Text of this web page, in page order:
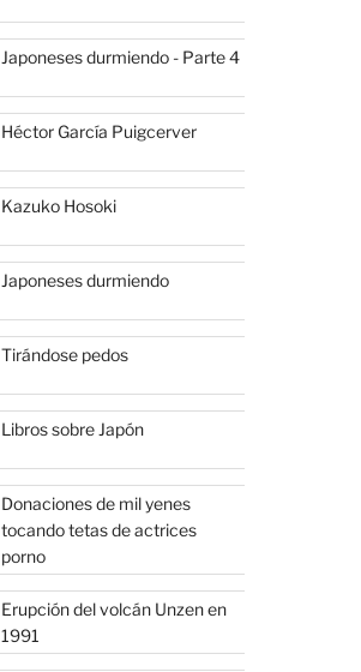
Japoneses durmiendo - Parte 4
Héctor García Puigcerver
Kazuko Hosoki
Japoneses durmiendo
Tirándose pedos
Libros sobre Japón
Donaciones de mil yenes
tocando tetas de actrices
porno
Erupción del volcán Unzen en
1991